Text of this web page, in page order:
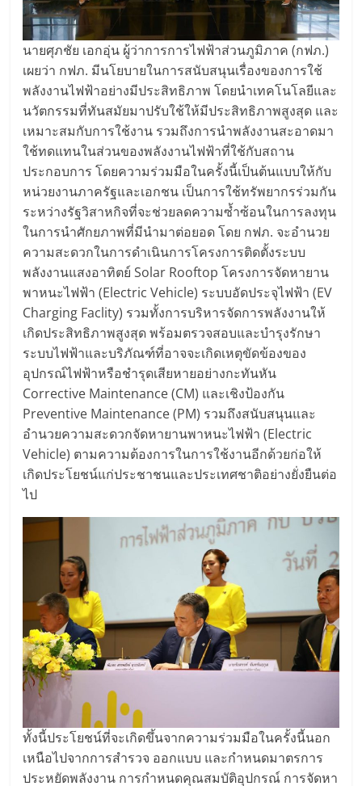
นายศุภชัย เอกอุ่น ผู้ว่าการการไฟฟ้าส่วนภูมิภาค (กฟภ.)
เผยว่า กฟภ. มีนโยบายในการสนับสนุนเรื่องของการใช้
พลังงานไฟฟ้าอย่างมีประสิทธิภาพ โดยนำเทคโนโลยีและ
นวัตกรรมที่ทันสมัยมาปรับใช้ให้มีประสิทธิภาพสูงสุด และ
เหมาะสมกับการใช้งาน รวมถึงการนำพลังงานสะอาดมา
ใช้ทดแทนในส่วนของพลังงานไฟฟ้าที่ใช้กับสถาน
ประกอบการ โดยความร่วมมือในครั้งนี้เป็นต้นแบบให้กับ
หน่วยงานภาครัฐและเอกชน เป็นการใช้ทรัพยากรร่วมกัน
ระหว่างรัฐวิสาหกิจที่จะช่วยลดความซ้ำซ้อนในการลงทุน
ในการนำศักยภาพที่มีนำมาต่อยอด โดย กฟภ. จะอำนวย
ความสะดวกในการดำเนินการโครงการติดตั้งระบบ
พลังงานแสงอาทิตย์ Solar Rooftop โครงการจัดหายาน
พาหนะไฟฟ้า (Electric Vehicle) ระบบอัดประจุไฟฟ้า (EV
Charging Faclity) รวมทั้งการบริหารจัดการพลังงานให้
เกิดประสิทธิภาพสูงสุด พร้อมตรวจสอบและบำรุงรักษา
ระบบไฟฟ้าและบริภัณฑ์ที่อาจจะเกิดเหตุขัดข้องของ
อุปกรณ์ไฟฟ้าหรือชำรุดเสียหายอย่างกะทันหัน
Corrective Maintenance (CM) และเชิงป้องกัน
Preventive Maintenance (PM) รวมถึงสนับสนุนและ
อำนวยความสะดวกจัดหายานพาหนะไฟฟ้า (Electric
Vehicle) ตามความต้องการในการใช้งานอีกด้วยก่อให้
เกิดประโยชน์แก่ประชาชนและประเทศชาติอย่างยั่งยืนต่อ
ไป
ทั้งนี้ประโยชน์ที่จะเกิดขึ้นจากความร่วมมือในครั้งนี้นอก
เหนือไปจากการสำรวจ ออกแบบ และกำหนดมาตรการ
ประหยัดพลังงาน การกำหนดคุณสมบัติอุปกรณ์ การจัดหา